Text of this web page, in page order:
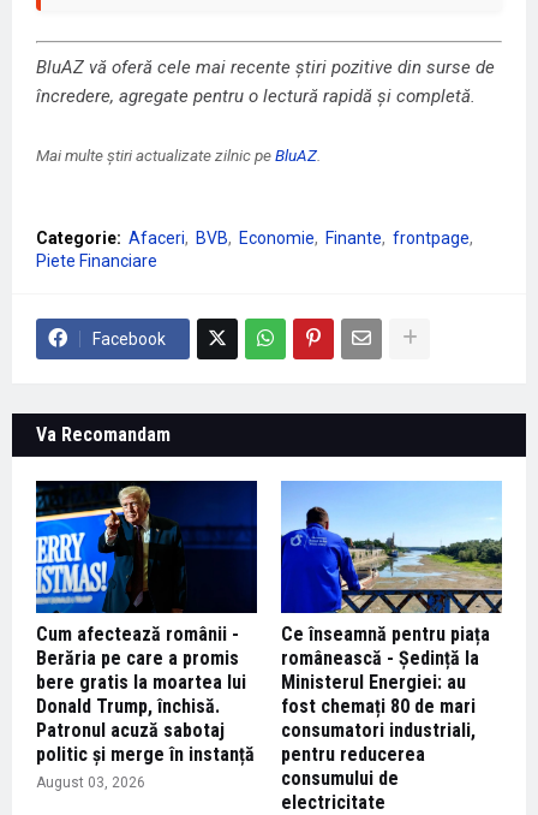
BluAZ vă oferă cele mai recente știri pozitive din surse de
încredere, agregate pentru o lectură rapidă și completă.
Mai multe știri actualizate zilnic peBluAZ
Categorie: Afaceri BVB Economie Finante
frontpage
Piete Financiare
Facebook
Va Recomandam
Cum afectează românii -
Berăria pe care a promis
bere gratis la moartea lui
Donald Trump, închisă.
Patronul acuză sabotaj
politic și merge în instanță
August 03, 2026
Ce înseamnă pentru piața
românească - Ședință la
Ministerul Energiei: au
fost chemați 80 de mari
consumatori industriali,
pentru reducerea
consumului de
electricitate